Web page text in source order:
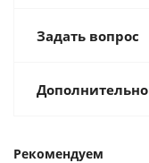
Задать вопрос
Дополнительно
Рекомендуем